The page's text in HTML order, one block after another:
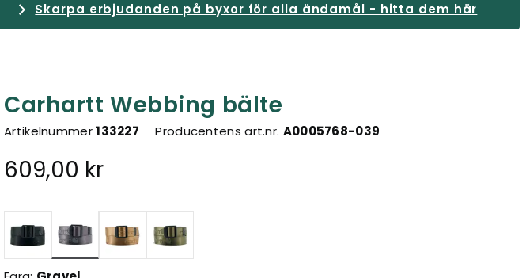
Skarpa erbjudanden på byxor för alla ändamål - hitta dem här
Carhartt Webbing bälte
Artikelnummer133227 Producentens art.nr. A0005768-039
609,00 kr
Valda